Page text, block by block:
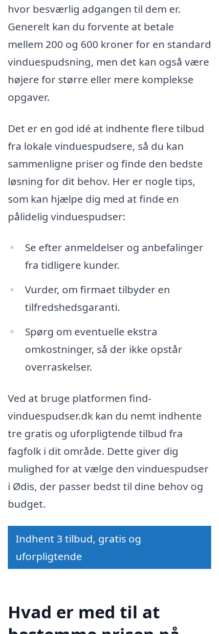
hvor besværlig adgangen til dem er.
Generelt kan du forvente at betale
mellem 200 og 600 kroner for en standard
vinduespudsning, men det kan også være
højere for større eller mere komplekse
opgaver.
Det er en god idé at indhente flere tilbud
fra lokale vinduespudsere, så du kan
sammenligne priser og finde den bedste
løsning for dit behov. Her er nogle tips,
som kan hjælpe dig med at finde en
pålidelig vinduespudser:
Se efter anmeldelser og anbefalinger
fra tidligere kunder.
Vurder, om firmaet tilbyder en
tilfredshedsgaranti.
Spørg om eventuelle ekstra
omkostninger, så der ikke opstår
overraskelser.
Ved at bruge platformen find-
vinduespudser.dk kan du nemt indhente
tre gratis og uforpligtende tilbud fra
fagfolk i dit område. Dette giver dig
mulighed for at vælge den vinduespudser
i Ødis, der passer bedst til dine behov og
budget.
Indhent 3 tilbud, gratis og
uforpligtende
Hvad er med til at